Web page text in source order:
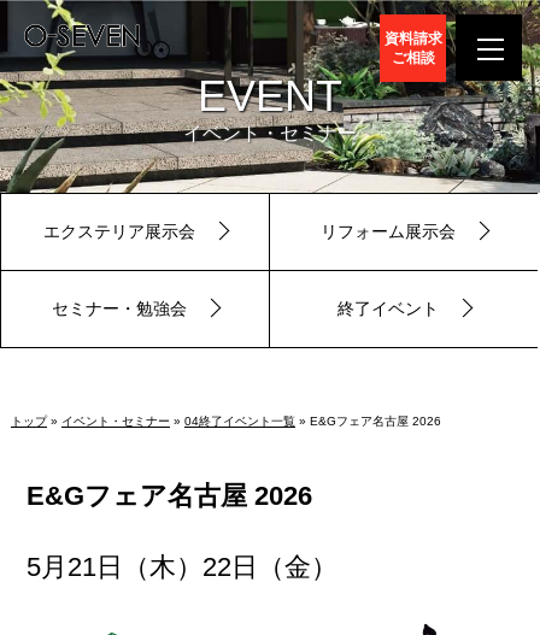
資料請求
ご相談
EVENT
イベント・セミナー
エクステリア展示会 リフォーム展示会
セミナー・勉強会 終了イベント
トップ» イベント・セミナー » 04終了イベント一覧» E&Gフェア名古屋 2026
E&Gフェア名古屋 2026
5月21日（木）22日（金）